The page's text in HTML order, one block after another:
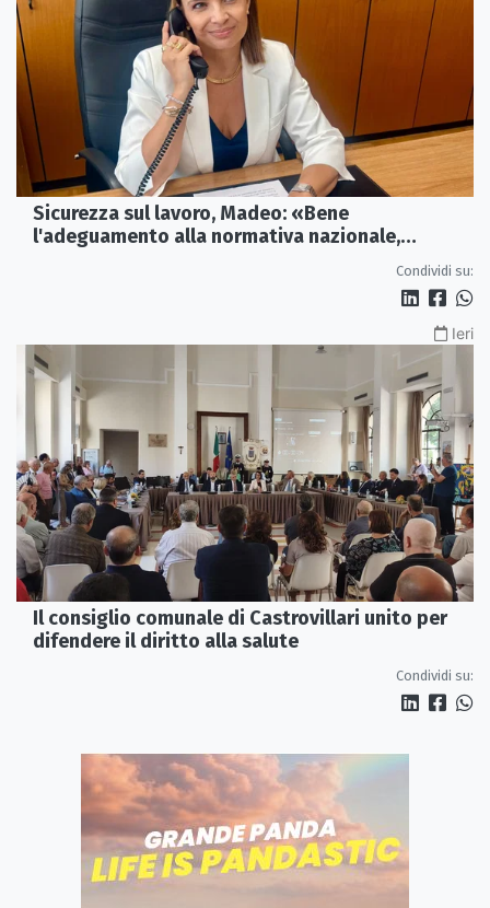
Sicurezza sul lavoro, Madeo: «Bene
l'adeguamento alla normativa nazionale,
Condividi su:
Ieri
Il consiglio comunale di Castrovillari unito per
difendere il diritto alla salute
Condividi su: